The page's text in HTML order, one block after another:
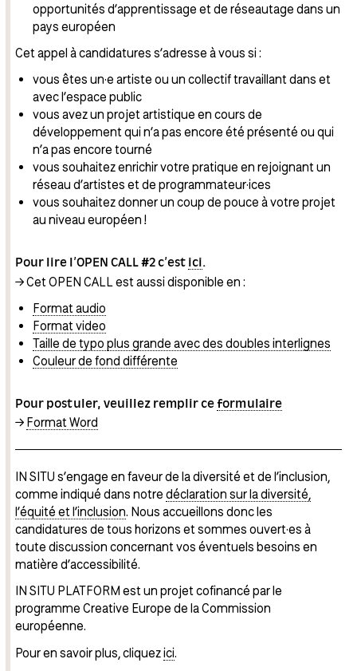
opportunités d’apprentissage et de réseautage dans un
pays européen
Cet appel à candidatures s’adresse à vous si :
vous êtes un·e artiste ou un collectif travaillant dans et
avec l’espace public
vous avez un projet artistique en cours de
développement qui n’a pas encore été présenté ou qui
n’a pas encore tourné
vous souhaitez enrichir votre pratique en rejoignant un
réseau d’artistes et de programmateur·ices
vous souhaitez donner un coup de pouce à votre projet
au niveau européen !
Pour lire l’OPEN CALL #2 c’est ici.
→ Cet OPEN CALL est aussi disponible en :
Format audio
Format video
Taille de typo plus grande avec des doubles interlignes
Couleur de fond différente
Pour postuler, veuillez remplir ceformulaire
→ Format Word
IN SITU s’engage en faveur de la diversité et de l’inclusion,
comme indiqué dans notre déclaration sur la diversité,
l’équité et l’inclusion. Nous accueillons donc les
candidatures de tous horizons et sommes ouvert·es à
toute discussion concernant vos éventuels besoins en
matière d’accessibilité.
IN SITU PLATFORM est un projet cofinancé par le
programme Creative Europe de la Commission
européenne.
Pour en savoir plus, cliquezici.